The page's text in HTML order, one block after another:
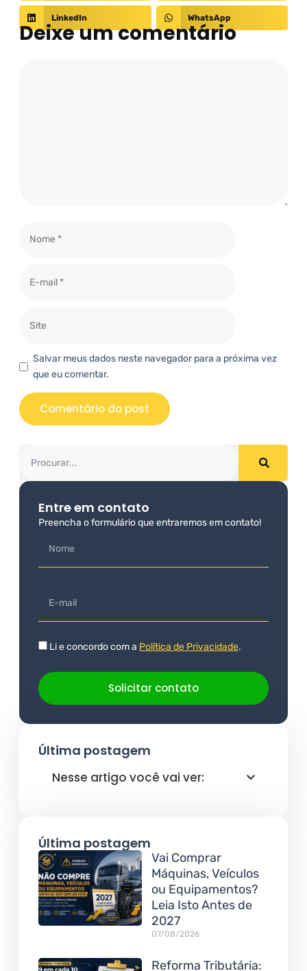
LinkedIn WhatsApp
Deixe um comentário
Salvar meus dados neste navegador para a próxima vez
que eu comentar.
Entre em contato
Preencha o formulário que entraremos em contato!
Li e concordo com a Política de Privacidade.
Solicitar contato
Última postagem
Nesse artigo você vai ver:
Última postagem
Vai Comprar
Máquinas, Veículos
ou Equipamentos?
Leia Isto Antes de
2027
07/08/2026
Reforma Tributária: